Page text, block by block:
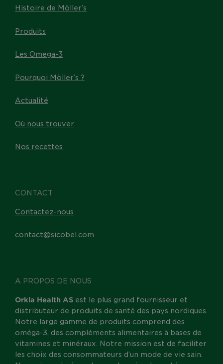
A PROPOS DE NOUS
Orkla Health AS est le plus grand fournisseur et
distributeur de produits de santé des pays nordiques.
Notre large gamme de produits comprend des
oméga-3, des compléments alimentaires à bases de
vitamines et minéraux. Notre mission est de faciliter
les choix des consommateurs d’un mode de vie sain.
Histoire de Möller’s
Produits
Les Omega-3
Pourquoi Möller’s ?
Actualité
Où nous trouver
Nos recettes
CONTACT
Contactez-nous
contact@sicobel.com